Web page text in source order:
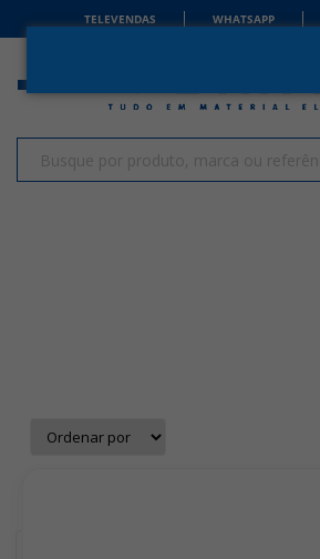
TELEVENDAS WHATSAPP